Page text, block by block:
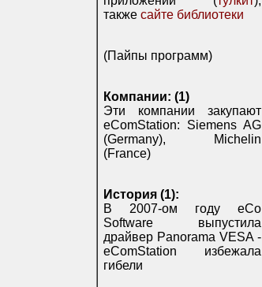
также сайте библиотеки
(Пайпы программ)
Компании: (1)
Эти компании закупают
eComStation: Siemens AG
(Germany), Michelin
(France)
История (1):
В 2007-ом году eCo
Software выпустила
драйвер Panorama VESA -
eComStation избежала
гибели